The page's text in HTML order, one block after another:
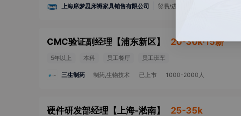
上海席梦思床褥家具销售有限公司 贸易/进出口
CMC验证副经理 【浦东新区】 20-30k·15薪
5年以上 本科 员工餐厅 员工班车
三生制药 制药,生物技术 已上市 1000-2000人
硬件研发部经理 【 上海-淞南】 25-35k